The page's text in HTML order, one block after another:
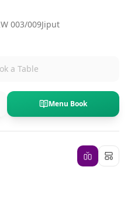
003/009Jiput
a Table
Menu Book